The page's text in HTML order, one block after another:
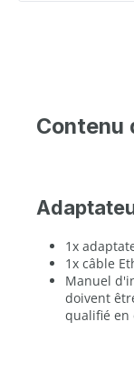
Contenu
1x
1x câble
Manuel
doivent
qualifié en